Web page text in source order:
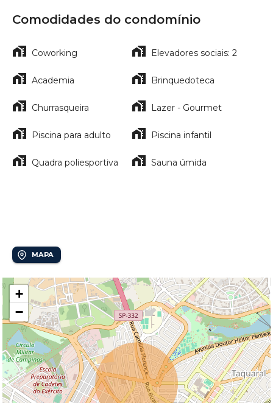
Comodidades do condomínio
Coworking Elevadores sociais: 2
Academia Brinquedoteca
Churrasqueira Lazer - Gourmet
Piscina para adulto Piscina infantil
Quadra poliesportiva Sauna úmida
MAPA
+
−